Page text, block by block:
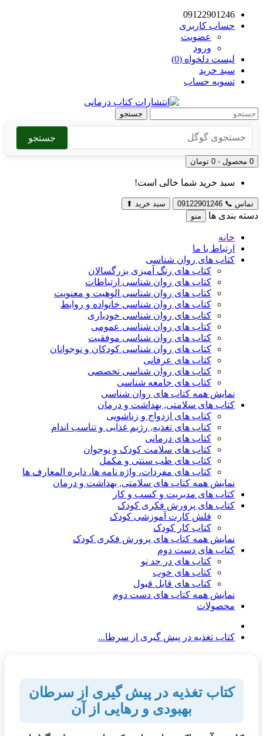
09122901246
حساب کاربری
عضویت
ورود
لیست دلخواه (0)
سبد خرید
تسویه حساب
جستجو
جستجو
0 محصول - 0 تومان
سبد خرید شما خالی است!
تماس 📞
09122901246 سبد خرید ⬆
دسته بندی ها منو
خانه
ارتباط با ما
کتاب های روان شناسی
کتاب های رنگ آمیزی بزرگسالان
کتاب های روان شناسی ارتباطات
کتاب های روان شناسی الوهیت و معنویت
کتاب های روان شناسی خانواده و روابط
کتاب های روان شناسی خودیاری
کتاب های روان شناسی عمومی
کتاب های روان شناسی موفقیت
کتاب های روان شناسی کودکان و نوجوانان
کتاب های عرفانی
کتاب های روان شناسی تخصصی
کتاب های جامعه شناسی
نمایش همه کتاب های روان شناسی
کتاب های سلامتی, بهداشت و درمان
کتاب های ازدواج و زناشویی
کتاب های تغذیه, رژیم غذایی و تناسب اندام
کتاب های درمانی
کتاب های سلامت کودک و نوجوان
کتاب های طب سنتی و مکمل
کتاب های مفردات، واژه نامه ها، دایره المعارف ها
نمایش همه کتاب های سلامتی, بهداشت و درمان
کتاب های مدیریت و کسب و کار
کتاب های پرورش فکری کودک
فلش کارت آموزشی کودک
کتاب کار کودک
نمایش همه کتاب های پرورش فکری کودک
کتاب های دست دوم
کتاب های در حد نو
کتاب های خوب
کتاب های قابل قبول
نمایش همه کتاب های دست دوم
محصولات
کتاب تغذیه در پیش گیری از سرطا...
کتاب تغذیه در پیش گیری از سرطان
بهبودی و رهایی از آن